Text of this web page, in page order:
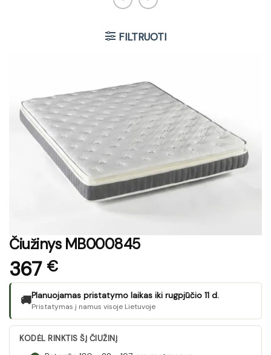
FILTRUOTI
Čiužinys MB000845
367 €
🚚Planuojamas pristatymo laikas iki rugpjūčio 11 d.
Pristatymas į namus visoje Lietuvoje
KODĖL RINKTIS ŠĮ ČIUŽINĮ